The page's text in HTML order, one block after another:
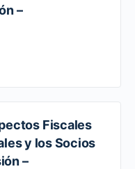
–
Fiscales
y los Socios
–